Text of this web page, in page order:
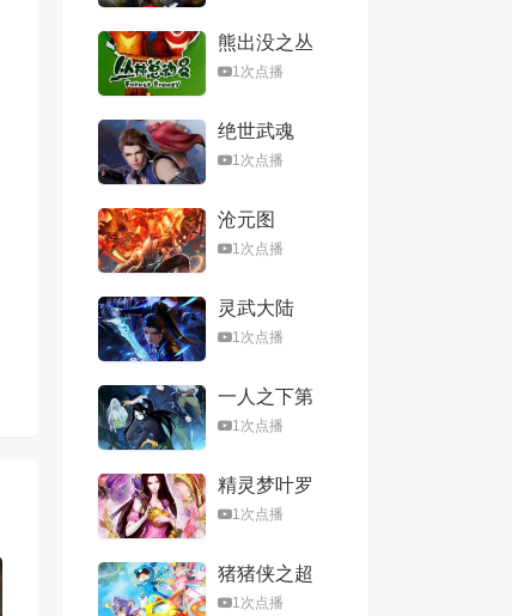
熊出没之丛
林总动员
1次点播
绝世武魂
1次点播
沧元图
1次点播
灵武大陆
1次点播
一人之下第
六季1次点播
精灵梦叶罗
丽第八季
1次点播
猪猪侠之超
星五灵侠第
1次点播